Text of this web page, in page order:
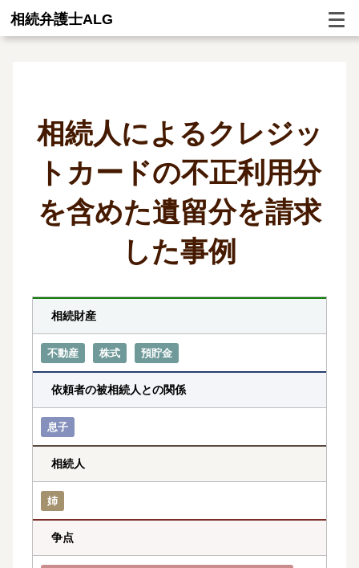
相続弁護士ALG
相続人によるクレジッ
トカードの不正利用分
を含めた遺留分を請求
した事例
相続財産
不動産 株式 預貯金
依頼者の被相続人との関係
息子
相続人
姉
争点